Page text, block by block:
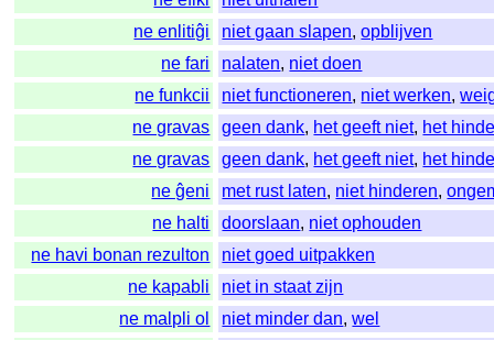
ne enlitiĝi
niet gaan slapen,opblijven
ne fari
nalaten, niet doen
ne funkcii
niet functioneren, niet werken,
ne gravas
geen dank, het geeft niet, het
ne gravas
geen dank, het geeft niet, het
ne ĝeni
met rust laten, niet hinderen,
ne halti
doorslaan, niet ophouden
ne havi bonan rezulton
niet goed uitpakken
ne kapabli
niet in staat zijn
ne malpli ol
niet minder dan,wel